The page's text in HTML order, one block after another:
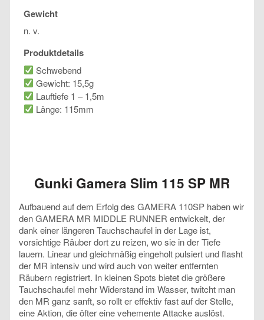
Gunki Gamera Slim 115 SP MR
Aufbauend auf dem Erfolg des GAMERA 110SP haben wir
den GAMERA MR MIDDLE RUNNER entwickelt, der
dank einer längeren Tauchschaufel in der Lage ist,
vorsichtige Räuber dort zu reizen, wo sie in der Tiefe
lauern. Linear und gleichmäßig eingeholt pulsiert und flasht
der MR intensiv und wird auch von weiter entfernten
Räubern registriert. In kleinen Spots bietet die größere
Tauchschaufel mehr Widerstand im Wasser, twitcht man
den MR ganz sanft, so rollt er effektiv fast auf der Stelle,
eine Aktion, die öfter eine vehemente Attacke auslöst.
Gewicht
n. v.
Produktdetails
Schwebend
Gewicht: 15,5g
Lauftiefe 1 – 1,5m
Länge: 115mm